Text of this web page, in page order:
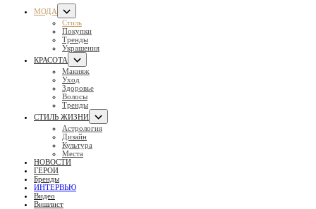
МОДА
Стиль
Покупки
Тренды
Украшения
КРАСОТА
Макияж
Уход
Здоровье
Волосы
Тренды
СТИЛЬ ЖИЗНИ
Астрология
Дизайн
Культура
Места
НОВОСТИ
ГЕРОИ
Бренды
ИНТЕРВЬЮ
Видео
Вишлист